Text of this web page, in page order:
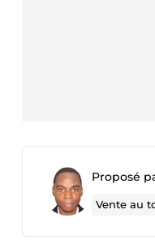
Proposé
Vente au